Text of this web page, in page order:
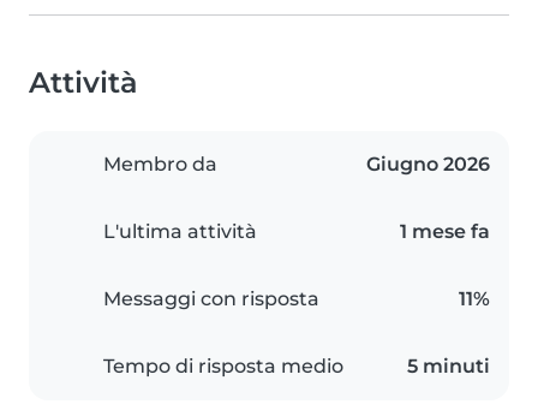
Attività
Membro da Giugno 2026
L'ultima attività 1 mese fa
Messaggi con risposta 11%
Tempo di risposta medio 5 minuti